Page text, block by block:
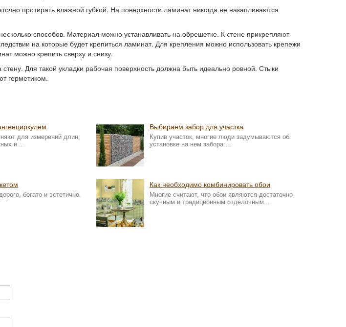
протирать влажной губкой. На поверхности ламинат никогда не накапливаются
способов. Материал можно устанавливать на обрешетке. К стене прикрепляют
на которые будет крепиться ламинат. Для крепления можно использовать крепежи
можно крепить сверху и снизу.
Для такой укладки рабочая поверхность должна быть идеально ровной. Стыки
герметиком.
для измерений длин,
и...
Выбираем забор для участка
Купив участок, многие люди задумываются об
установке на нем забора....
богато и эстетично.
Как необходимо комбинировать обои
Многие считают, что обои являются достаточно
скучным и традиционным отделочным...